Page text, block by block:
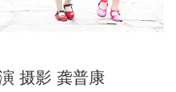
摄影 龚普康